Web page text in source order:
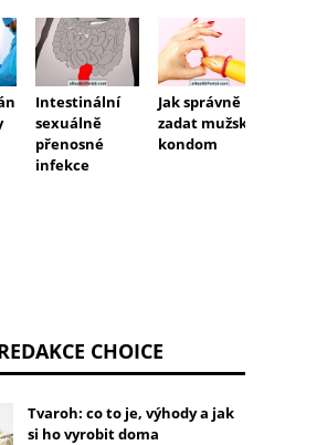
Intestinální
sexuálně
přenosné
infekce
Jak správně
zadat mužský
kondom
CHOICE
Tvaroh: co to je, výhody a jak
si ho vyrobit doma